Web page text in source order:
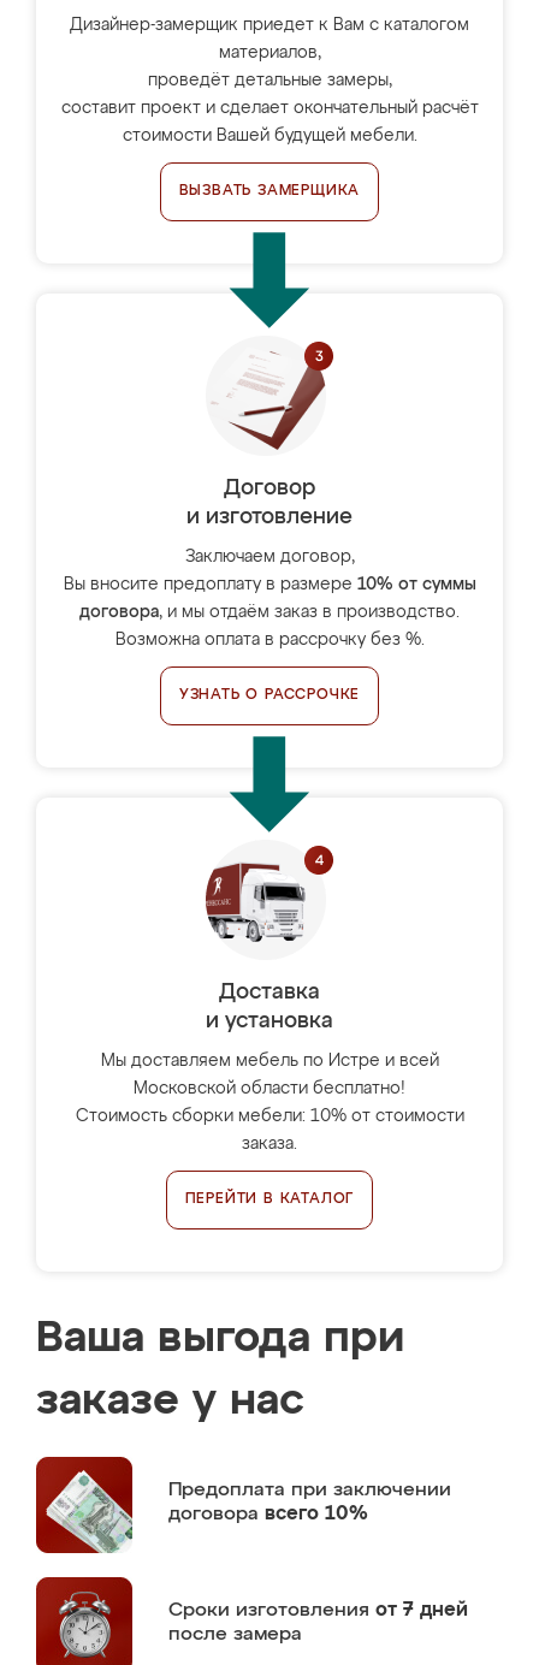
Дизайнер-замерщик приедет к Вам с каталогом
материалов,
проведёт детальные замеры,
составит проект и сделает окончательный расчёт
стоимости Вашей будущей мебели.
ВЫЗВАТЬ ЗАМЕРЩИКА
Договор
и изготовление
Заключаем договор,
Вы вносите предоплату в размере 10% от суммы
договора, и мы отдаём заказ в производство.
Возможна оплата в рассрочку без %.
УЗНАТЬ О РАССРОЧКЕ
Доставка
и установка
Мы доставляем мебель по Истре и всей
Московской области бесплатно!
Стоимость сборки мебели: 10% от стоимости
заказа.
ПЕРЕЙТИ В КАТАЛОГ
Ваша выгода при
заказе у нас
Предоплата при заключении
договора всего 10%
Сроки изготовления от 7 дней
после замера